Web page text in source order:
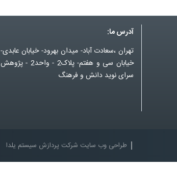
آدرس ما:
تهران ،سعادت آباد- میدان بهرود- خیابان عابدی-
خیابان سی و هفتم- پلاک2 - واحد2 - پژوهش
سرای نوید دانش و فرهنگ
طراحی وب سایت شرکت پردازش سیستم یلدا